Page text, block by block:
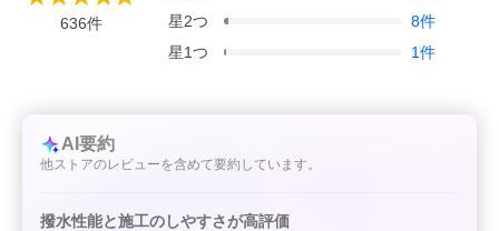
636件
星2つ 8件
星1つ 1件
AI要約
他ストアのレビューを含めて要約しています。
撥水性能と施工のしやすさが高評価